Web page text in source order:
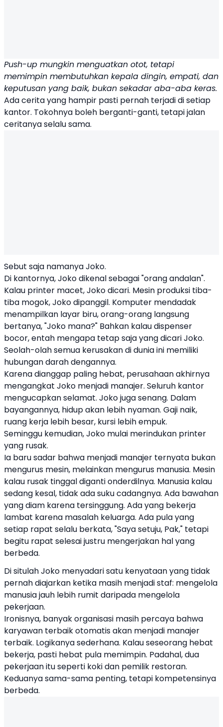
Push-up mungkin menguatkan otot, tetapi
memimpin membutuhkan kepala dingin, empati, dan
keputusan yang baik, bukan sekadar aba-aba keras.
Ada cerita yang hampir pasti pernah terjadi di setiap
kantor. Tokohnya boleh berganti-ganti, tetapi jalan
ceritanya selalu sama.
Sebut saja namanya Joko.
Di kantornya, Joko dikenal sebagai "orang andalan".
Kalau printer macet, Joko dicari. Mesin produksi tiba-
tiba mogok, Joko dipanggil. Komputer mendadak
menampilkan layar biru, orang-orang langsung
bertanya, "Joko mana?" Bahkan kalau dispenser
bocor, entah mengapa tetap saja yang dicari Joko.
Seolah-olah semua kerusakan di dunia ini memiliki
hubungan darah dengannya.
Karena dianggap paling hebat, perusahaan akhirnya
mengangkat Joko menjadi manajer. Seluruh kantor
mengucapkan selamat. Joko juga senang. Dalam
bayangannya, hidup akan lebih nyaman. Gaji naik,
ruang kerja lebih besar, kursi lebih empuk.
Seminggu kemudian, Joko mulai merindukan printer
yang rusak.
Ia baru sadar bahwa menjadi manajer ternyata bukan
mengurus mesin, melainkan mengurus manusia. Mesin
kalau rusak tinggal diganti onderdilnya. Manusia kalau
sedang kesal, tidak ada suku cadangnya. Ada bawahan
yang diam karena tersinggung. Ada yang bekerja
lambat karena masalah keluarga. Ada pula yang
setiap rapat selalu berkata, "Saya setuju, Pak," tetapi
begitu rapat selesai justru mengerjakan hal yang
berbeda.
Di situlah Joko menyadari satu kenyataan yang tidak
pernah diajarkan ketika masih menjadi staf: mengelola
manusia jauh lebih rumit daripada mengelola
pekerjaan.
Ironisnya, banyak organisasi masih percaya bahwa
karyawan terbaik otomatis akan menjadi manajer
terbaik. Logikanya sederhana. Kalau seseorang hebat
bekerja, pasti hebat pula memimpin. Padahal, dua
pekerjaan itu seperti koki dan pemilik restoran.
Keduanya sama-sama penting, tetapi kompetensinya
berbeda.